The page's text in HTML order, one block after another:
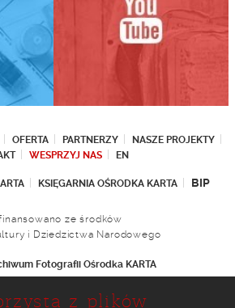
OFERTA PARTNERZY
NASZE PROJEKTY
WESPRZYJ NAS EN
KSIĘGARNIA OŚRODKA KARTA BIP
ze środków
i Dziedzictwa Narodowego
Fotografii Ośrodka KARTA
Ul. Narbutta 29z plików